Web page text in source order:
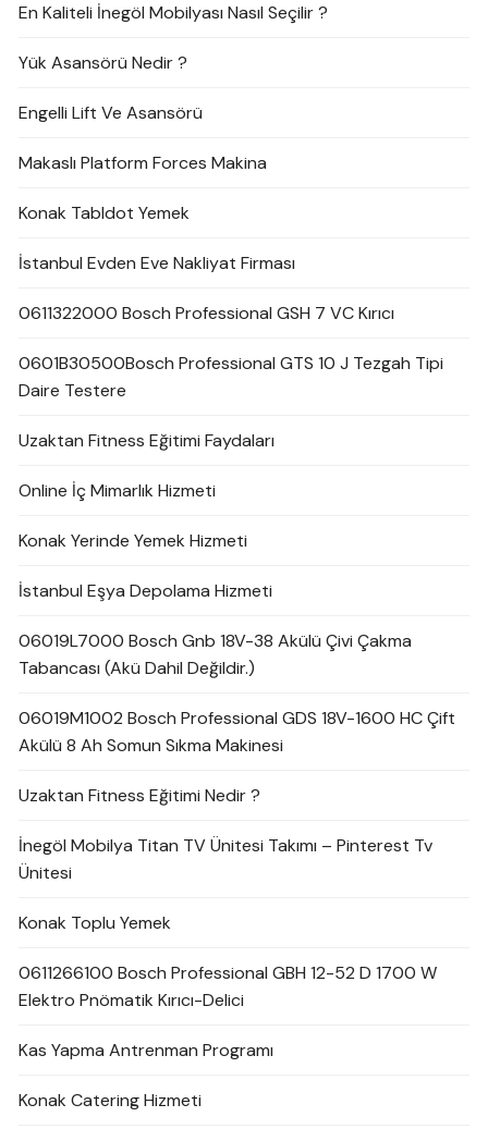
En Kaliteli İnegöl Mobilyası Nasıl Seçilir ?
Yük Asansörü Nedir ?
Engelli Lift Ve Asansörü
Makaslı Platform Forces Makina
Konak Tabldot Yemek
İstanbul Evden Eve Nakliyat Firması
0611322000 Bosch Professional GSH 7 VC Kırıcı
0601B30500Bosch Professional GTS 10 J Tezgah Tipi
Daire Testere
Uzaktan Fitness Eğitimi Faydaları
Online İç Mimarlık Hizmeti
Konak Yerinde Yemek Hizmeti
İstanbul Eşya Depolama Hizmeti
06019L7000 Bosch Gnb 18V-38 Akülü Çivi Çakma
Tabancası (Akü Dahil Değildir.)
06019M1002 Bosch Professional GDS 18V-1600 HC Çift
Akülü 8 Ah Somun Sıkma Makinesi
Uzaktan Fitness Eğitimi Nedir ?
İnegöl Mobilya Titan TV Ünitesi Takımı – Pinterest Tv
Ünitesi
Konak Toplu Yemek
0611266100 Bosch Professional GBH 12-52 D 1700 W
Elektro Pnömatik Kırıcı-Delici
Kas Yapma Antrenman Programı
Konak Catering Hizmeti